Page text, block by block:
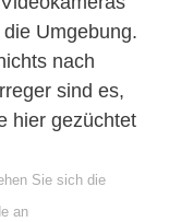
Umgebung.
nach
sind es,
hier gezüchtet
Sie sich die
an